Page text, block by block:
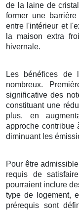
de la laine de
former une
entre l'intérieur et
la maison extra
hivernale.
Les bénéfices de
nombreux.
significative des
constituant une
plus, en
approche contribue
diminuant les
Pour être
requis de
pourraient inclure
type de logement,
prérequis sont